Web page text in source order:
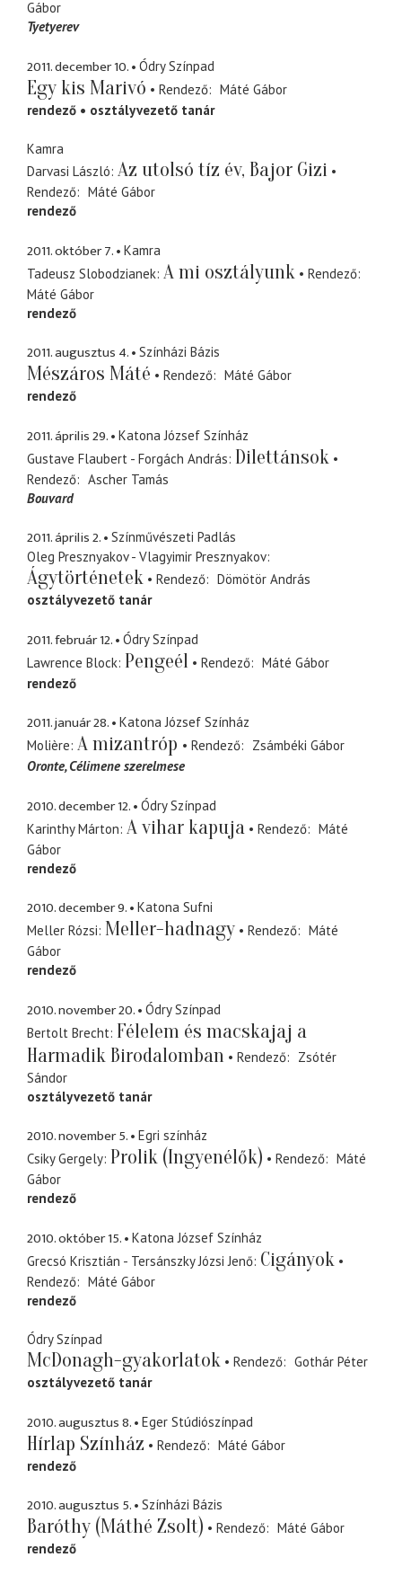
Gábor
Tyetyerev
2011. december 10. Ódry Színpad
Egy kis Marivó Rendező
Máté Gábor
rendező
osztályvezető tanár
Kamra
Darvasi László Az utolsó tíz év, Bajor Gizi
Rendező
Máté Gábor
rendező
2011. október 7.
Kamra
Tadeusz Slobodzianek A mi osztályunk
Rendező
Máté Gábor
rendező
2011. augusztus 4. Színházi Bázis
Mészáros Máté Rendező
Máté Gábor
rendező
2011. április 29.
Katona József Színház
Gustave Flaubert - Forgách András Dilettánsok
Rendező
Ascher Tamás
Bouvard
2011. április 2.
Színművészeti Padlás
Oleg Presznyakov - Vlagyimir Presznyakov
Ágytörténetek Rendező
Dömötör András
osztályvezető tanár
2011. február 12.
Ódry Színpad
Lawrence Block Pengeél Rendező
Máté Gábor
rendező
2011. január 28.
Katona József Színház
Molière A mizantróp Rendező
Zsámbéki Gábor
Oronte Célimene szerelmese
2010. december 12.
Ódry Színpad
Karinthy Márton A vihar kapuja Rendező
Máté
Gábor
rendező
2010. december 9.
Katona Sufni
Meller Rózsi Meller-hadnagy Rendező
Máté
Gábor
rendező
2010. november 20.
Ódry Színpad
Bertolt Brecht Félelem és macskajaj a
Harmadik Birodalomban
Rendező
Zsótér
Sándor
osztályvezető tanár
2010. november 5.
Egri színház
Csiky Gergely Prolik (Ingyenélők) Rendező
Máté
Gábor
rendező
2010. október 15.
Katona József Színház
Grecsó Krisztián - Tersánszky Józsi Jenő Cigányok
Rendező
Máté Gábor
rendező
Ódry Színpad
McDonagh-gyakorlatok Rendező
Gothár Péter
osztályvezető tanár
2010. augusztus 8. Eger Stúdiószínpad
Hírlap Színház Rendező
Máté Gábor
rendező
2010. augusztus 5. Színházi Bázis
Baróthy (Máthé Zsolt) Rendező
Máté Gábor
rendező